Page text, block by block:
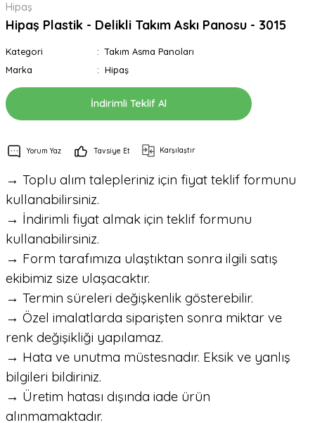
Hipaş
Hipaş Plastik - Delikli Takım Askı Panosu - 3015
Kategori
Takım Asma Panoları
Marka
Hipaş
İndirimli Teklif Al
Yorum Yaz Tavsiye Et Karşılaştır
→ Toplu alım talepleriniz için fiyat teklif formunu
kullanabilirsiniz.
→ İndirimli fiyat almak için teklif formunu
kullanabilirsiniz.
→ Form tarafımıza ulaştıktan sonra ilgili satış
ekibimiz size ulaşacaktır.
→ Termin süreleri değişkenlik gösterebilir.
→ Özel imalatlarda siparişten sonra miktar ve
renk değişikliği yapılamaz.
→ Hata ve unutma müstesnadır. Eksik ve yanlış
bilgileri bildiriniz.
→ Üretim hatası dışında iade ürün
alınmamaktadır.